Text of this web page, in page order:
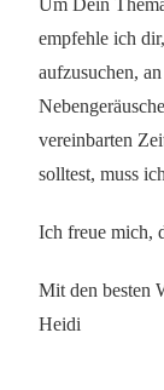
Um Dein
empfehle ich
aufzusuchen,
vereinbarten
solltest, muss
Ich freue mich,
Mit den besten
Heidi